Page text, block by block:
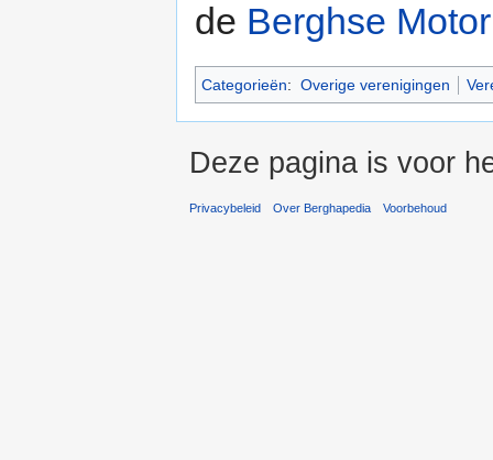
de Berghse
Categorieën: Overige verenigingen
Deze pagina is voor
Privacybeleid Over Berghapedia Voorbehoud